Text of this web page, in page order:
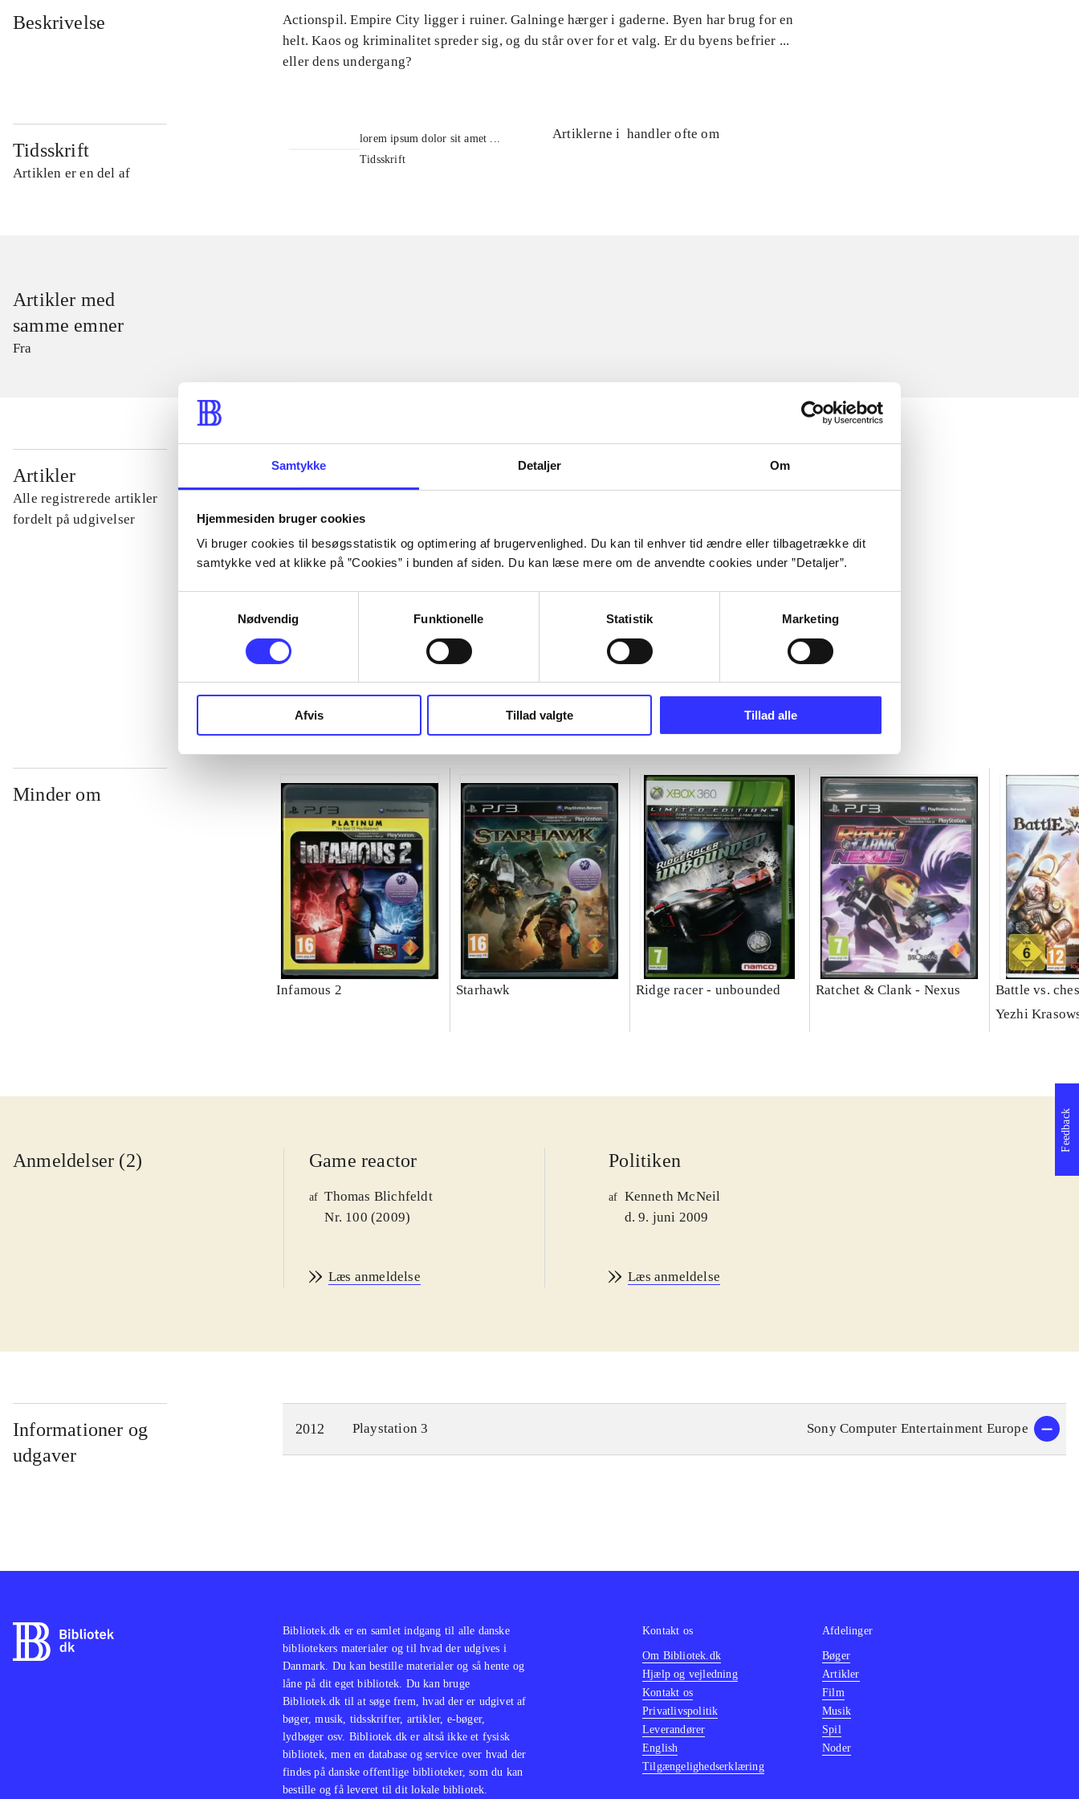
Samtykke Detaljer Om
Hjemmesiden bruger cookies
Vi bruger cookies til besøgsstatistik og optimering af brugervenlighed. Du kan til enhver tid ændre eller tilbagetrække dit
samtykke ved at klikke på ”Cookies” i bunden af siden. Du kan læse mere om de anvendte cookies under ”Detaljer”.
Nødvendig
Funktionelle Statistik Marketing
Afvis Tillad valgte Tillad alle
Beskrivelse
Actionspil. Empire City ligger i ruiner. Galninge hærger i gaderne. Byen har brug for en
helt. Kaos og kriminalitet spreder sig, og du står over for et valg. Er du byens befrier ...
eller dens undergang?
Tidsskrift
Artiklen er en del af
lorem ipsum dolor sit amet ...
Tidsskrift
Artiklerne i handler ofte om
Artikler med
samme emner
Fra
Artikler
Alle registrerede artikler
fordelt på udgivelser
...
...
...
...
Minder om
Infamous 2 Starhawk Ridge racer - unbounded Ratchet & Clank - Nexus
Battle vs.
Yezhi
Anmeldelser (2) Game reactor
af Thomas Blichfeldt
Nr. 100 (2009)
Læs anmeldelse
Politiken
af Kenneth McNeil
d. 9. juni 2009
Læs anmeldelse
Informationer og
udgaver
2012 Playstation 3 Sony Computer Entertainment Europe
Feedback
Bibliotek.dk er en samlet indgang til alle danske
bibliotekers materialer og til hvad der udgives i
Danmark. Du kan bestille materialer og så hente og
låne på dit eget bibliotek. Du kan bruge
Bibliotek.dk til at søge frem, hvad der er udgivet af
bøger, musik, tidsskrifter, artikler, e-bøger,
lydbøger osv. Bibliotek.dk er altså ikke et fysisk
bibliotek, men en database og service over hvad der
findes på danske offentlige biblioteker, som du kan
bestille og få leveret til dit lokale bibliotek.
Kontakt os
Om Bibliotek.dk
Hjælp og vejledning
Kontakt os
Privatlivspolitik
Leverandører
English
Tilgængelighedserklæring
Afdelinger
Bøger
Artikler
Film
Musik
Spil
Noder